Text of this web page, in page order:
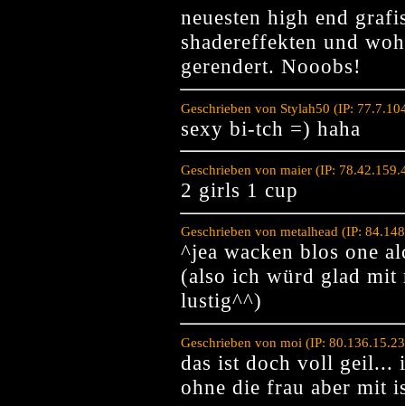
neuesten high end
shadereffekten und
gerendert. Nooobs!
Geschrieben von Stylah50 (IP:
sexy bi-tch =) haha
Geschrieben von maier (IP:
2 girls 1 cup
Geschrieben von metalhead (IP:
^jea wacken blos one
(also ich würd glad mit
lustig^^)
Geschrieben von moi (IP:
das ist doch voll geil...
ohne die frau aber mit